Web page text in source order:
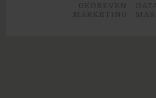
GEDREVEN
MARKETING